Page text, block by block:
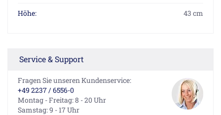
Höhe: 43 cm
Service & Support
Fragen Sie unseren Kundenservice:
+49 2237 / 6556-0
Montag - Freitag: 8 - 20 Uhr
Samstag: 9 - 17 Uhr